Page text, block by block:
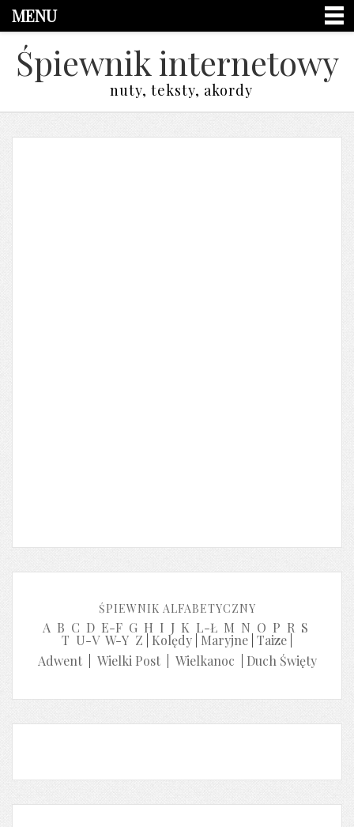
MENU
Śpiewnik internetowy
nuty, teksty, akordy
ŚPIEWNIK ALFABETYCZNY
A B C D E-F G H I J K L-Ł M N O P R S
T U-V W-Y Z Kolędy Maryjne Taize
Adwent| Wielki Post| Wielkanoc Duch Święty